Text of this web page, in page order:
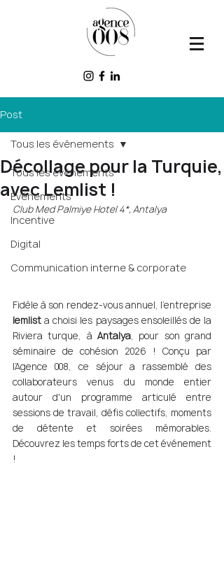
Post
Tous les événements
Événements
Incentive
Digital
Communication interne & corporate
Tous les événements
Décollage pour la Turquie,
avec Lemlist !
Club Med Palmiye Hotel 4*, Antalya
lemlist a choisi les paysages ensoleillés de la
Riviera turque, à Antalya, pour son grand
séminaire de cohésion 2026 ! Conçu par
l’Agence 008, ce séjour a rassemblé des
collaborateurs venus du monde entier
autour d'un programme articulé entre
sessions de travail, défis collectifs, moments
de détente et soirées mémorables.
Découvrez les temps forts de cet événement
!